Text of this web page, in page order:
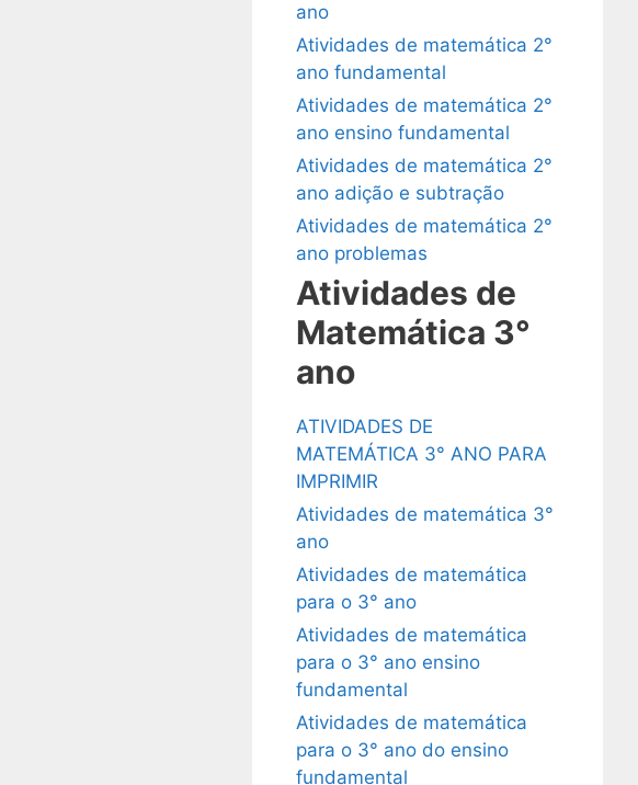
ano
Atividades de matemática 2°
ano fundamental
Atividades de matemática 2°
ano ensino fundamental
Atividades de matemática 2°
ano adição e subtração
Atividades de matemática 2°
ano problemas
Atividades de
Matemática 3°
ano
ATIVIDADES DE
MATEMÁTICA 3° ANO PARA
IMPRIMIR
Atividades de matemática 3°
ano
Atividades de matemática
para o 3° ano
Atividades de matemática
para o 3° ano ensino
fundamental
Atividades de matemática
para o 3° ano do ensino
fundamental